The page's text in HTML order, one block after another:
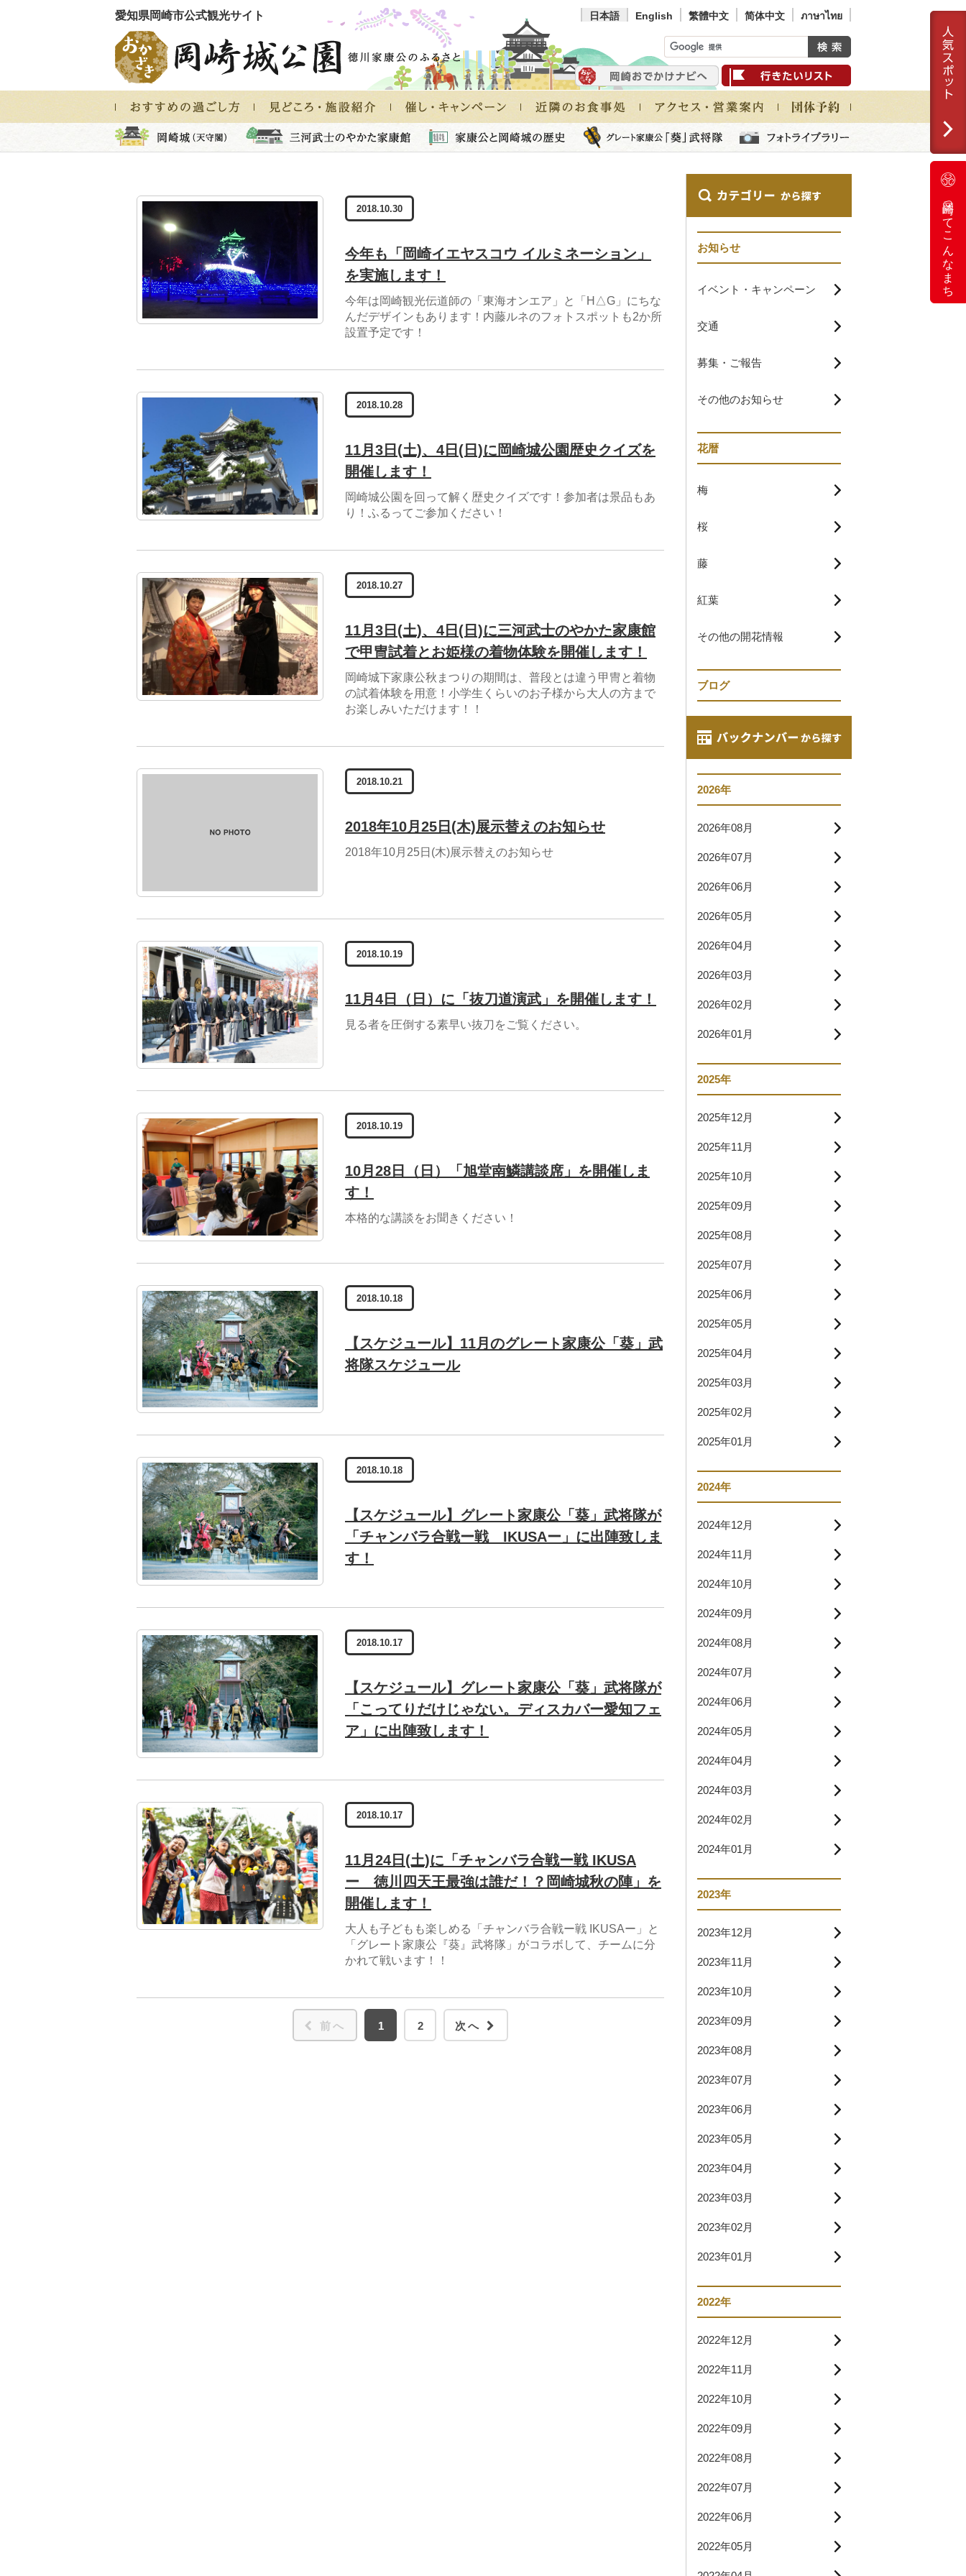
愛知県岡崎市公式観光サイト 日本語 English 繁體中文 简体中文 ภาษาไทย
岡崎ってこんなまち
2018.10.30
今年も「岡崎イエヤスコウ イルミネーション」
を実施します！
今年は岡崎観光伝道師の「東海オンエア」と「H△G」にちな
んだデザインもあります！内藤ルネのフォトスポットも2か所
設置予定です！
2018.10.28
11月3日(土)、4日(日)に岡崎城公園歴史クイズを
開催します！
岡崎城公園を回って解く歴史クイズです！参加者は景品もあ
り！ふるってご参加ください！
2018.10.27
11月3日(土)、4日(日)に三河武士のやかた家康館
で甲冑試着とお姫様の着物体験を開催します！
岡崎城下家康公秋まつりの期間は、普段とは違う甲冑と着物
の試着体験を用意！小学生くらいのお子様から大人の方まで
お楽しみいただけます！！
2018.10.21
2018年10月25日(木)展示替えのお知らせ
2018年10月25日(木)展示替えのお知らせ
2018.10.19
11月4日（日）に「抜刀道演武」を開催します！
見る者を圧倒する素早い抜刀をご覧ください。
2018.10.19
10月28日（日）「旭堂南鱗講談席」を開催しま
す！
本格的な講談をお聞きください！
2018.10.18
【スケジュール】11月のグレート家康公「葵」武
将隊スケジュール
2018.10.18
【スケジュール】グレート家康公「葵」武将隊が
「チャンバラ合戦ー戦 IKUSAー」に出陣致しま
す！
2018.10.17
【スケジュール】グレート家康公「葵」武将隊が
「こってりだけじゃない。ディスカバー愛知フェ
ア」に出陣致します！
2018.10.17
11月24日(土)に「チャンバラ合戦ー戦 IKUSA
ー 徳川四天王最強は誰だ！？岡崎城秋の陣」を
開催します！
大人も子どもも楽しめる「チャンバラ合戦ー戦 IKUSAー」と
「グレート家康公『葵』武将隊」がコラボして、チームに分
かれて戦います！！
前へ 1 2 次へ
お知らせ
イベント・キャンペーン
交通
募集・ご報告
その他のお知らせ
花暦
梅
桜
藤
紅葉
その他の開花情報
ブログ
2026年
2026年08月
2026年07月
2026年06月
2026年05月
2026年04月
2026年03月
2026年02月
2026年01月
2025年
2025年12月
2025年11月
2025年10月
2025年09月
2025年08月
2025年07月
2025年06月
2025年05月
2025年04月
2025年03月
2025年02月
2025年01月
2024年
2024年12月
2024年11月
2024年10月
2024年09月
2024年08月
2024年07月
2024年06月
2024年05月
2024年04月
2024年03月
2024年02月
2024年01月
2023年
2023年12月
2023年11月
2023年10月
2023年09月
2023年08月
2023年07月
2023年06月
2023年05月
2023年04月
2023年03月
2023年02月
2023年01月
2022年
2022年12月
2022年11月
2022年10月
2022年09月
2022年08月
2022年07月
2022年06月
2022年05月